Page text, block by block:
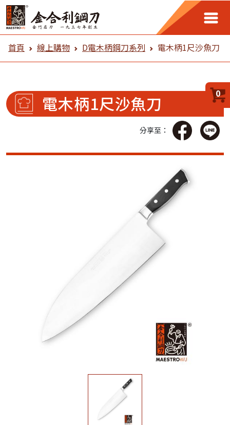
0
金合利鋼刀 線上購物
首頁 線上購物 D電木柄鋼刀系列 電木柄1尺沙魚刀
電木柄1尺沙魚刀
分享至：